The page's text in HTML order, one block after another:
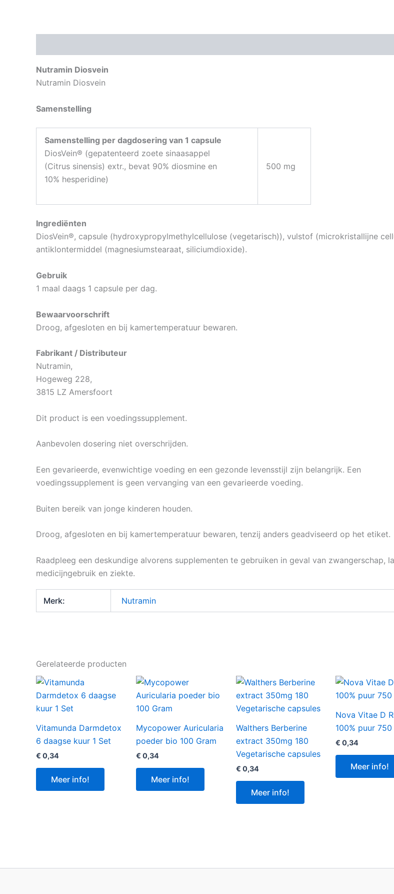
Nutramin Diosvein
Nutramin Diosvein
Samenstelling
Samenstelling per dagdosering van 1 capsule
DiosVein® (gepatenteerd zoete sinaasappel
(Citrus sinensis) extr., bevat 90% diosmine en
10% hesperidine)
500 mg
Ingrediënten
DiosVein®, capsule (hydroxypropylmethylcellulose (vegetarisch)), vulstof (microkristallijne
antiklontermiddel (magnesiumstearaat, siliciumdioxide).
Gebruik
1 maal daags 1 capsule per dag.
Bewaarvoorschrift
Droog, afgesloten en bij kamertemperatuur bewaren.
Fabrikant / Distributeur
Nutramin,
Hogeweg 228,
3815 LZ Amersfoort
Dit product is een voedingssupplement.
Aanbevolen dosering niet overschrijden.
Een gevarieerde, evenwichtige voeding en een gezonde levensstijl zijn belangrijk. Een
voedingssupplement is geen vervanging van een gevarieerde voeding.
Buiten bereik van jonge kinderen houden.
Droog, afgesloten en bij kamertemperatuur bewaren, tenzij anders geadviseerd op het etiket.
Raadpleeg een deskundige alvorens supplementen te gebruiken in geval van zwangerschap,
medicijngebruik en ziekte.
Merk: Nutramin
Gerelateerde producten
Vitamunda Darmdetox
6 daagse kuur 1 Set
€ 0,34
Meer info!
Mycopower Auricularia
poeder bio 100 Gram
€ 0,34
Meer info!
Walthers Berberine
extract 350mg 180
Vegetarische capsules
€ 0,34
Meer info!
Nova Vitae D
100% puur 750
€ 0,34
Meer info!